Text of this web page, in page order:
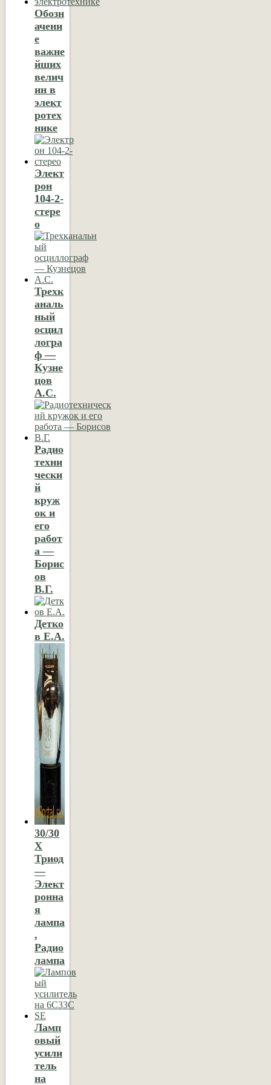
Обозн
ачени
е
важне
йших
велич
ин в
элект
ротех
нике
Элект
рон
104-2-
стере
о
Трехк
аналь
ный
осцил
логра
ф —
Кузне
цов
А.С.
Радио
техни
чески
й
круж
ок и
его
работ
а —
Борис
ов
В.Г.
Детко
в Е.А.
30/30
X
Триод
—
Элект
ронна
я
лампа
,
Радио
лампа
Ламп
овый
усили
тель
на